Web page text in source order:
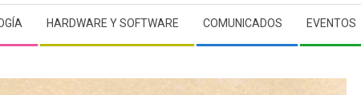
HARDWARE Y SOFTWARE COMUNICADOS EVENTOS